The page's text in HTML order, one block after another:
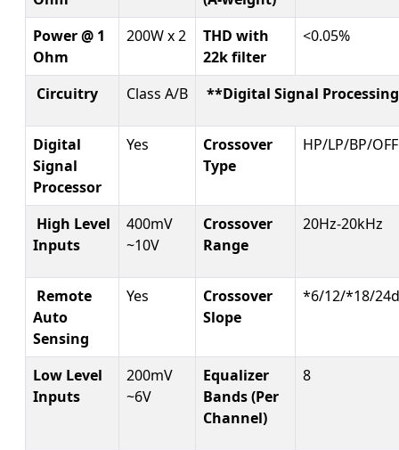
Power @ 1
Ohm
200W x2
THD with
22k filter
<0.05%
Circuitry Class A/B **Digital Signal Processing
Digital
Signal
Processor
Yes
Crossover
Type
HP/LP/BP/OFF
High Level
Inputs
400mV
~10V
Crossover
Range
20Hz-20kHz
Remote
Auto
Sensing
Yes
Crossover
Slope
*6/12/*18/
Low Level
Inputs
200mV
~6V
Equalizer
Bands (Per
Channel)
8